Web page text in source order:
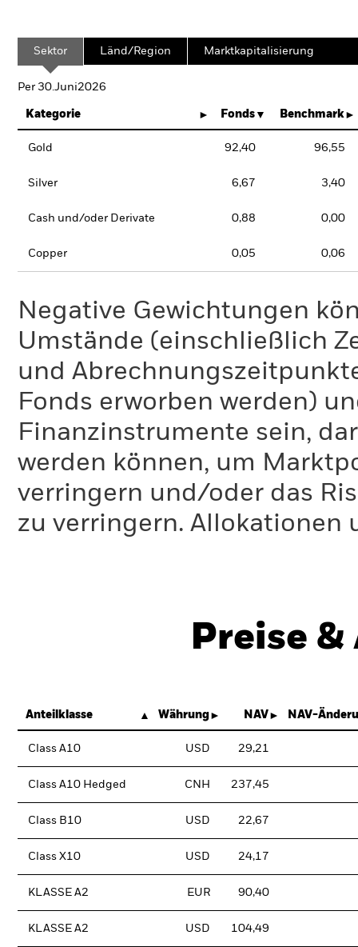
Sektor Länd/Region Marktkapitalisierung
Per 30.Juni2026
Kategorie Fonds Benchmark
Gold 92,40 96,55
Silver 6,67 3,40
Cash und/oder Derivate 0,88 0,00
Copper 0,05 0,06
Negative Gewichtungen
Umstände (einschließlich
und
Fonds erworben werden)
Finanzinstrumente sein,
werden können, um
verringern und/oder das
zu verringern. Allokationen
Preise
Anteilklasse Währung NAV NAV-
Class A10 USD 29,21
Class A10 Hedged CNH 237,45
Class B10 USD 22,67
Class X10 USD 24,17
KLASSE A2 EUR 90,40
KLASSE A2 USD 104,49